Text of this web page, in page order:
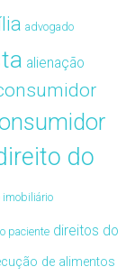
advogado
alienação
do
imobiliário
paciente direitos do
de alimentos